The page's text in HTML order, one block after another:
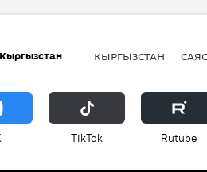
Кыргызстан КЫРГЫЗСТАН
ТikТоk Rutube